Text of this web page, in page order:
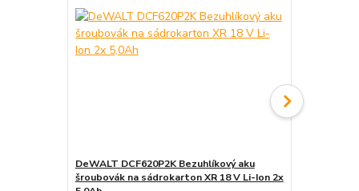
DeWALT DCF620P2K Bezuhlíkový aku
šroubovák na sádrokarton XR 18 V Li-Ion 2x